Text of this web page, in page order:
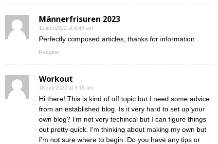
Männerfrisuren 2023
11 juni 2022 at 6:43 am
Perfectly composed articles, thanks for information .
Reageer
Workout
16 juni 2022 at 9:15 am
Hi there! This is kind of off topic but I need some advice
from an established blog. Is it very hard to set up your
own blog? I’m not very techincal but I can figure things
out pretty quick. I’m thinking about making my own but
I’m not sure where to begin. Do you have any tips or